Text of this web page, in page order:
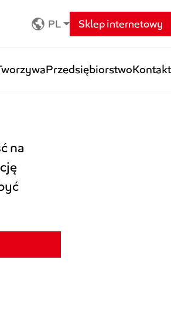
PL
Sklep internetowy
PrzedsiębiorstwoKontakt
na